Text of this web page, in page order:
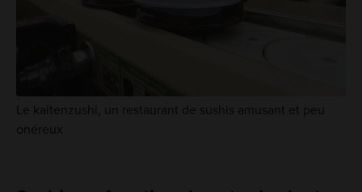
Le kaitenzushi, un restaurant de sushis amusant et peu
onéreux